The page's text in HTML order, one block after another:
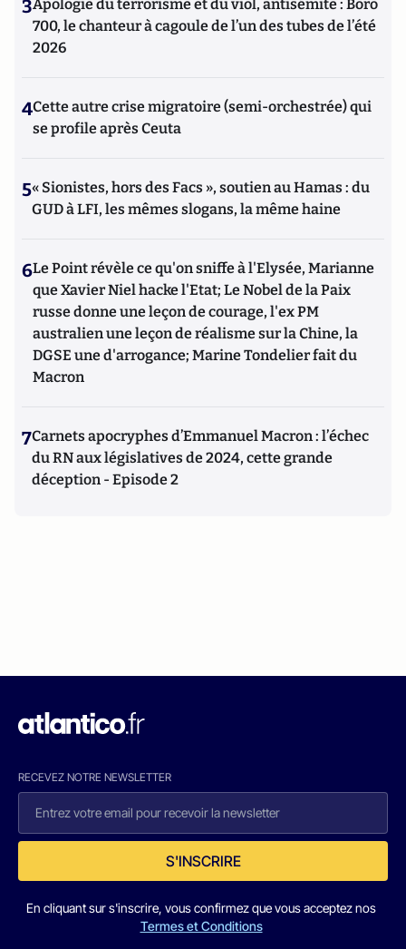
3Apologie du terrorisme et du viol, antisémite : Boro
700, le chanteur à cagoule de l’un des tubes de l’été
2026
4Cette autre crise migratoire (semi-orchestrée) qui
se profile après Ceuta
5« Sionistes, hors des Facs », soutien au Hamas : du
GUD à LFI, les mêmes slogans, la même haine
6Le Point révèle ce qu'on sniffe à l'Elysée, Marianne
que Xavier Niel hacke l'Etat; Le Nobel de la Paix
russe donne une leçon de courage, l'ex PM
australien une leçon de réalisme sur la Chine, la
DGSE une d'arrogance; Marine Tondelier fait du
Macron
7Carnets apocryphes d’Emmanuel Macron : l’échec
du RN aux législatives de 2024, cette grande
déception - Episode 2
RECEVEZ NOTRE NEWSLETTER
S'INSCRIRE
En cliquant sur s'inscrire, vous confirmez que vous acceptez nos
Termes et Conditions